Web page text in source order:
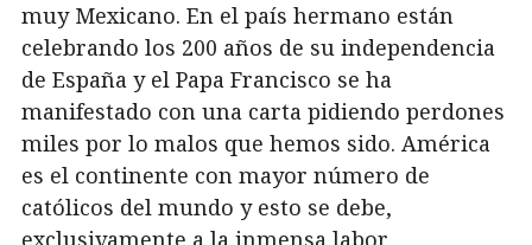
muy Mexicano. En el país hermano están
celebrando los 200 años de su independencia
de España y el Papa Francisco se ha
manifestado con una carta pidiendo perdones
miles por lo malos que hemos sido. América
es el continente con mayor número de
católicos del mundo y esto se debe,
exclusivamente a la inmensa labor